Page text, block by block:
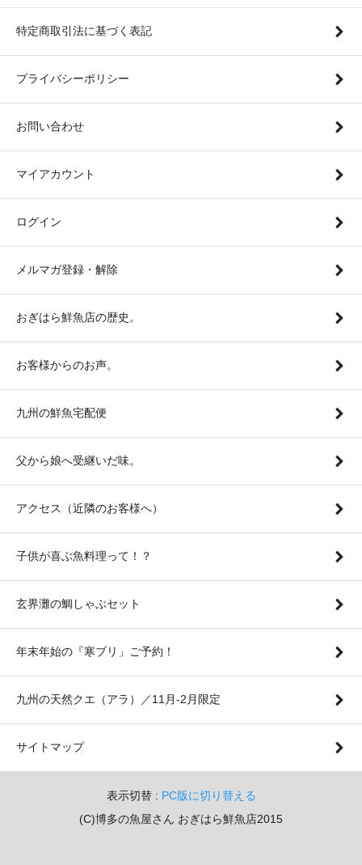
特定商取引法に基づく表記
プライバシーポリシー
お問い合わせ
マイアカウント
ログイン
メルマガ登録・解除
おぎはら鮮魚店の歴史。
お客様からのお声。
九州の鮮魚宅配便
父から娘へ受継いだ味。
アクセス（近隣のお客様へ）
子供が喜ぶ魚料理って！？
玄界灘の鯛しゃぶセット
年末年始の『寒ブリ」ご予約！
九州の天然クエ（アラ）／11月-2月限定
サイトマップ
表示切替 : PC版に切り替える
(C)博多の魚屋さん おぎはら鮮魚店2015